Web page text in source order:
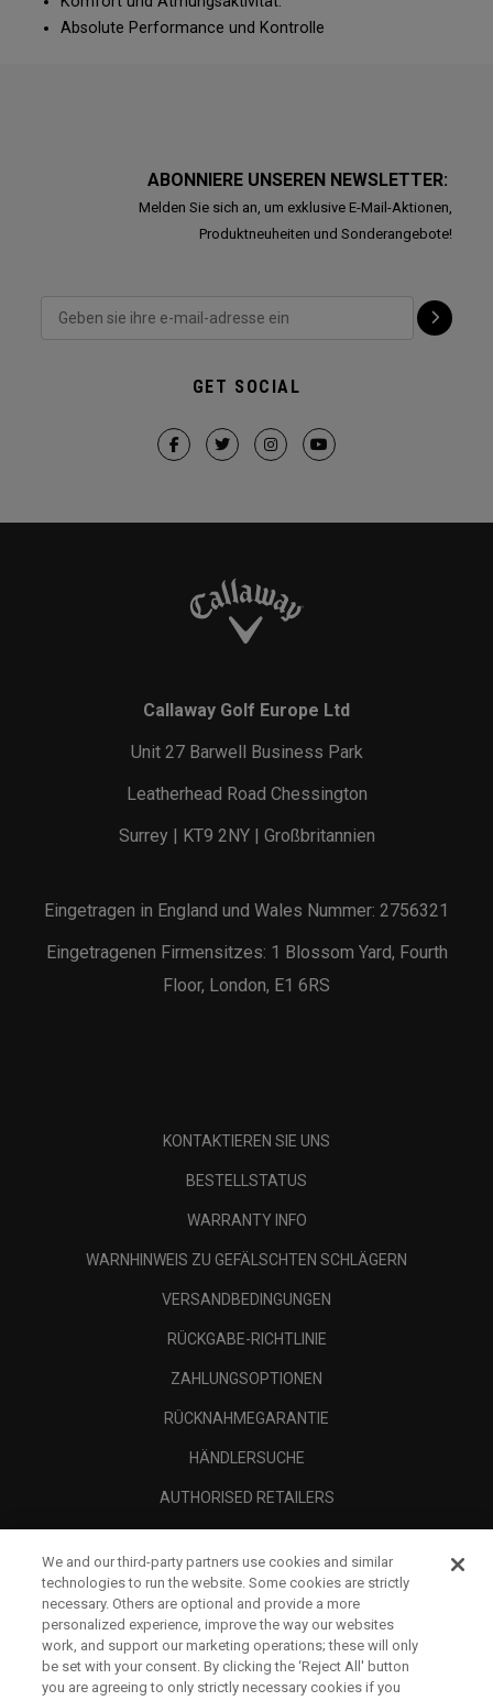
Absolute Performance und Kontrolle
ABONNIERE UNSEREN NEWSLETTER:
Melden Sie sich an, um exklusive E-Mail-Aktionen,
Produktneuheiten und Sonderangebote!
GET SOCIAL
Callaway Golf Europe Ltd
Unit 27 Barwell Business Park
Leatherhead Road Chessington
Surrey | KT9 2NY | Großbritannien
Eingetragen in England und Wales Nummer: 2756321
Eingetragenen Firmensitzes: 1 Blossom Yard, Fourth
Floor, London, E1 6RS
KONTAKTIEREN SIE UNS
BESTELLSTATUS
WARRANTY INFO
WARNHINWEIS ZU GEFÄLSCHTEN SCHLÄGERN
VERSANDBEDINGUNGEN
RÜCKGABE-RICHTLINIE
ZAHLUNGSOPTIONEN
RÜCKNAHMEGARANTIE
HÄNDLERSUCHE
AUTHORISED RETAILERS
UNTERNEHMENSPROFIL
RECHTLICHES-
We and our third-party partners use cookies and similar
technologies to run the website. Some cookies are strictly
necessary. Others are optional and provide a more
personalized experience, improve the way our websites
work, and support our marketing operations; these will only
be set with your consent. By clicking the ‘Reject All' button
you are agreeing to only strictly necessary cookies if you